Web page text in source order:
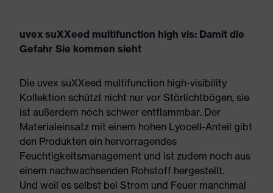
uvex suXXeed multifunction high vis: Damit die
Gefahr Sie kommen sieht
Die uvex suXXeed multifunction high-visibility
Kollektion schützt nicht nur vor Störlichtbögen, sie
ist außerdem noch schwer entflammbar. Der
Materialeinsatz mit einem hohen Lyocell-Anteil gibt
den Produkten ein hervorragendes
Feuchtigkeitsmanagement und ist zudem noch aus
einem nachwachsenden Rohstoff hergestellt.
Und weil es selbst bei Strom und Feuer manchmal